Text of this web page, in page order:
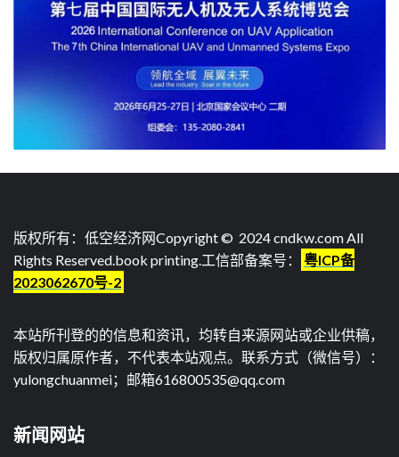
版权所有：低空经济网Copyright © 2024 cndkw.com All
Rights Reserved. book printing .工信部备案号：
粤ICP备
2023062670号-2
本站所刊登的的信息和资讯，均转自来源网站或企业供稿，
版权归属原作者，不代表本站观点。联系方式（微信号）：
yulongchuanmei；邮箱616800535@qq.com
新闻网站